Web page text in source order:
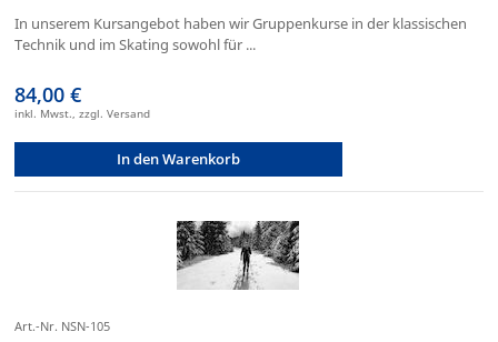
In unserem Kursangebot haben wir Gruppenkurse in der klassischen
Technik und im Skating sowohl für ...
84,00 €
inkl. Mwst., zzgl. Versand
In den Warenkorb
Art.-Nr. NSN-105